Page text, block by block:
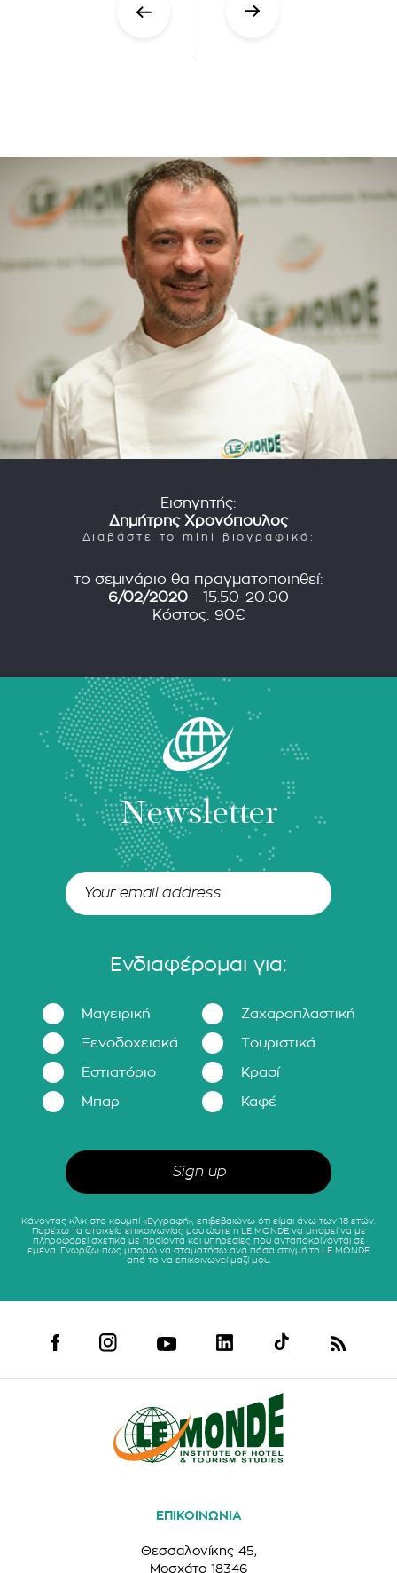
Εισηγητής:
Δημήτρης Χρονόπουλος
Διαβάστε το mini βιογραφικό:
το σεμινάριο θα πραγματοποιηθεί:
6/02/2020 - 15.50-20.00
Κόστος: 90€
Newsletter
Ενδιαφέρομαι για:
Μαγειρική Ζαχαροπλαστική
Ξενοδοχειακά Τουριστικά
Εστιατόριο Κρασί
Μπαρ Καφέ
Κάνοντας κλικ στο κουμπί «Εγγραφή», επιβεβαιώνω ότι είμαι άνω των 18 ετών.
Παρέχω τα στοιχεία επικοινωνίας μου ώστε η LE MONDE να μπορεί να με
πληροφορεί σχετικά με προϊόντα και υπηρεσίες που ανταποκρίνονται σε
εμένα. Γνωρίζω πως μπορώ να σταματήσω ανά πάσα στιγμή τη LE MONDE
από το να επικοινωνεί μαζί μου.
ΕΠΙΚΟΙΝΩΝΙΑ
Θεσσαλονίκης 45,
Μοσχάτο 18346